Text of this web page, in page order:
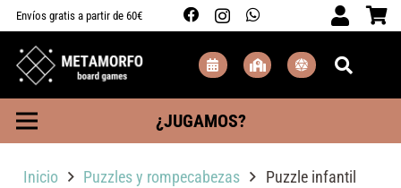
Envíos gratis a partir de 60€
¿JUGAMOS?
Inicio Puzzles y rompecabezas Puzzle infantil